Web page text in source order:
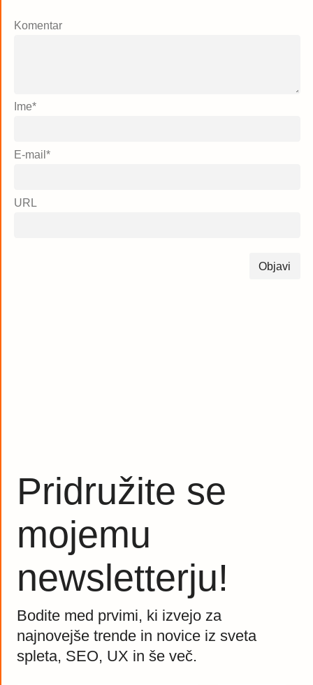
Komentar
Ime*
E-mail*
URL
Pridružite se
mojemu
newsletterju!
Bodite med prvimi, ki izvejo za
najnovejše trende in novice iz sveta
spleta, SEO, UX in še več.